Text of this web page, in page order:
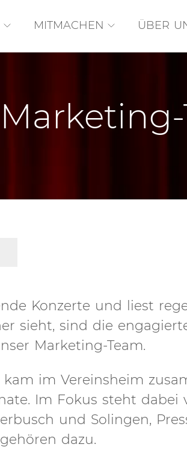
MITMACHEN ÜBER
Konzerte und liest
sieht, sind die
Marketing-Team.
kam im Vereinsheim
Im Fokus steht dabei
und Solingen,
dazu.